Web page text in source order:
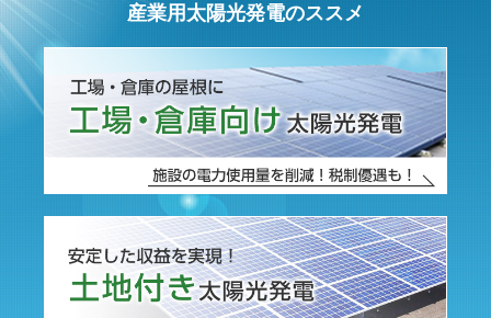
産業用太陽光発電のススメ